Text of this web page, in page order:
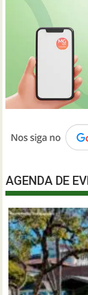
AGENDA DE